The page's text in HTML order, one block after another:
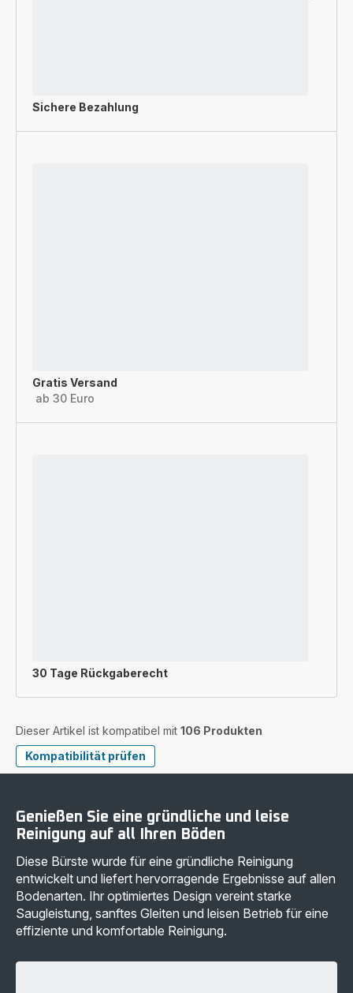
Sichere Bezahlung
Gratis Versand
ab 30 Euro
30 Tage Rückgaberecht
Dieser Artikel ist kompatibel mit 106 Produkten
Kompatibilität prüfen
Genießen Sie eine gründliche und leise
Reinigung auf all Ihren Böden
Diese Bürste wurde für eine gründliche Reinigung
entwickelt und liefert hervorragende Ergebnisse auf allen
Bodenarten. Ihr optimiertes Design vereint starke
Saugleistung, sanftes Gleiten und leisen Betrieb für eine
effiziente und komfortable Reinigung.